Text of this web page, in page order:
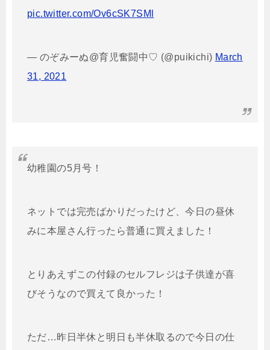
pic.twitter.com/Ov6cSK7SMl
— のぞみーぬ@育児奮闘中♡ (@puikichi) March
31, 2021
幼稚園の5月号！
ネットでは完売ばかりだったけど、今日の昼休
みに本屋さん行ったら普通に買えました！
とりあえずこの付録のセルフレジは子供達が喜
びそうなので買えて良かった！
ただ…昨日半休と明日も半休取るので今日の仕